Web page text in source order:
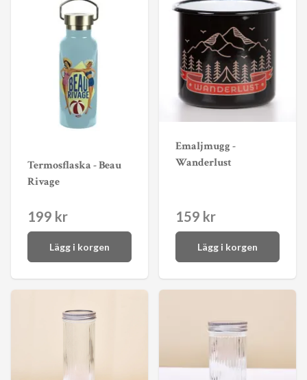
Termosflaska - Beau
Rivage
199 kr
Lägg i korgen
Emaljmugg -
Wanderlust
159 kr
Lägg i korgen